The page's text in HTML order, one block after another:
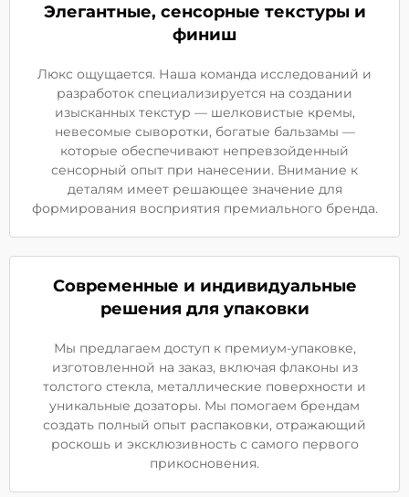
Элегантные, сенсорные текстуры и
финиш
Люкс ощущается. Наша команда исследований и
разработок специализируется на создании
изысканных текстур — шелковистые кремы,
невесомые сыворотки, богатые бальзамы —
которые обеспечивают непревзойденный
сенсорный опыт при нанесении. Внимание к
деталям имеет решающее значение для
формирования восприятия премиального бренда.
Современные и индивидуальные
решения для упаковки
Мы предлагаем доступ к премиум-упаковке,
изготовленной на заказ, включая флаконы из
толстого стекла, металлические поверхности и
уникальные дозаторы. Мы помогаем брендам
создать полный опыт распаковки, отражающий
роскошь и эксклюзивность с самого первого
прикосновения.